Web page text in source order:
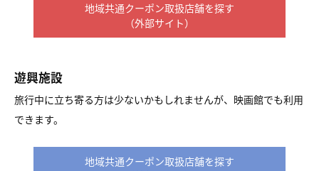
地域共通クーポン取扱店舗を探す
（外部サイト）
遊興施設
旅行中に立ち寄る方は少ないかもしれませんが、映画館でも利用
できます。
地域共通クーポン取扱店舗を探す